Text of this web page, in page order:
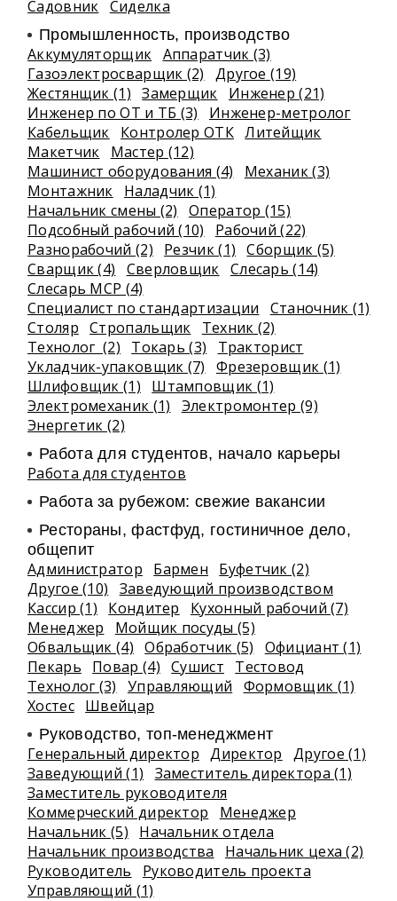
Садовник Сиделка
Промышленность, производство
Аккумуляторщик Аппаратчик (3)
Газоэлектросварщик (2)
Другое (19)
Жестянщик (1)
Замерщик
Инженер (21)
Инженер по ОТ и ТБ (3)
Инженер-метролог
Кабельщик
Контролер ОТК Литейщик
Макетчик
Мастер (12)
Машинист оборудования (4)
Механик (3)
Монтажник
Наладчик (1)
Начальник смены (2)
Оператор (15)
Подсобный рабочий (10)
Рабочий (22)
Разнорабочий (2)
Резчик (1)
Сборщик (5)
Сварщик (4)
Сверловщик Слесарь (14)
Слесарь МСР (4)
Специалист по стандартизации
Станочник (1)
Столяр Стропальщик
Техник (2)
Технолог (2)
Токарь (3)
Тракторист
Укладчик-упаковщик (7)
Фрезеровщик (1)
Шлифовщик (1)
Штамповщик (1)
Электромеханик (1)
Электромонтер (9)
Энергетик (2)
Работа для студентов, начало карьеры
Работа для студентов
Работа за рубежом: свежие вакансии
Рестораны, фастфуд, гостиничное дело,
общепит
Администратор Бармен
Буфетчик (2)
Другое (10)
Заведующий производством
Кассир (1)
Кондитер
Кухонный рабочий (7)
Менеджер
Мойщик посуды (5)
Обвальщик (4)
Обработчик (5)
Официант (1)
Пекарь
Повар (4) Сушист
Тестовод
Технолог (3)
Управляющий
Формовщик (1)
Хостес Швейцар
Руководство, топ-менеджмент
Генеральный директор Директор
Другое (1)
Заведующий (1)
Заместитель директора (1)
Заместитель руководителя
Коммерческий директор
Менеджер
Начальник (5)
Начальник отдела
Начальник производства
Начальник цеха (2)
Руководитель
Руководитель проекта
Управляющий (1)